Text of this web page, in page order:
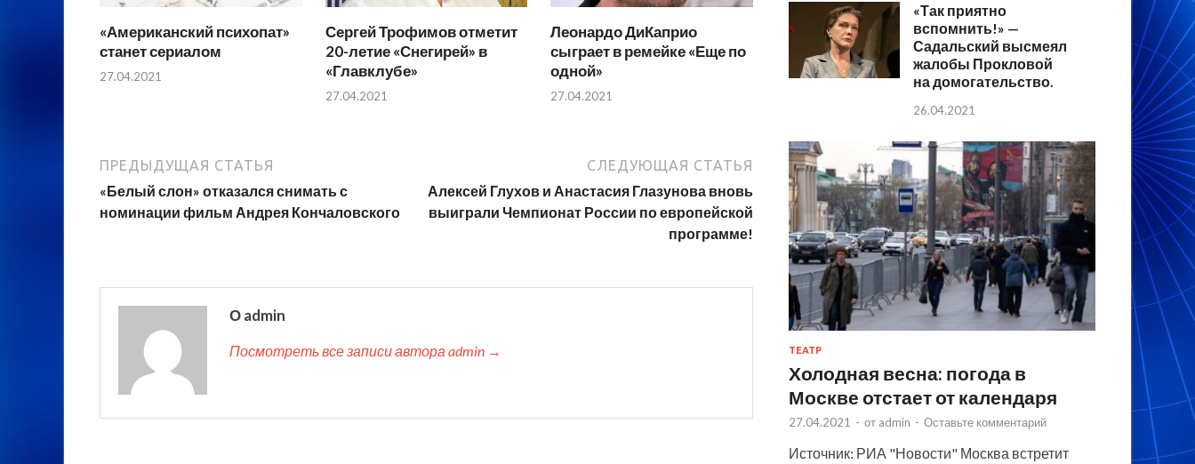
«Американский психопат»
станет сериалом
27.04.2021
Сергей Трофимов отметит
20-летие «Снегирей» в
«Главклубе»
27.04.2021
Леонардо ДиКаприо
сыграет в ремейке «Еще по
одной»
27.04.2021
ПРЕДЫДУЩАЯ СТАТЬЯ
«Белый слон» отказался снимать с
номинации фильм Андрея Кончаловского
СЛЕДУЮЩАЯ СТАТЬЯ
Алексей Глухов и Анастасия Глазунова вновь
выиграли Чемпионат России по европейской
программе!
О admin
Посмотреть все записи автора admin →
«Так приятно
вспомнить!» —
Садальский высмеял
жалобы Прокловой
на домогательство.
26.04.2021
ТЕАТР
Холодная весна: погода в
Москве отстает от календаря
27.04.2021 - от admin - Оставьте комментарий
Источник: РИА "Новости" Москва встретит